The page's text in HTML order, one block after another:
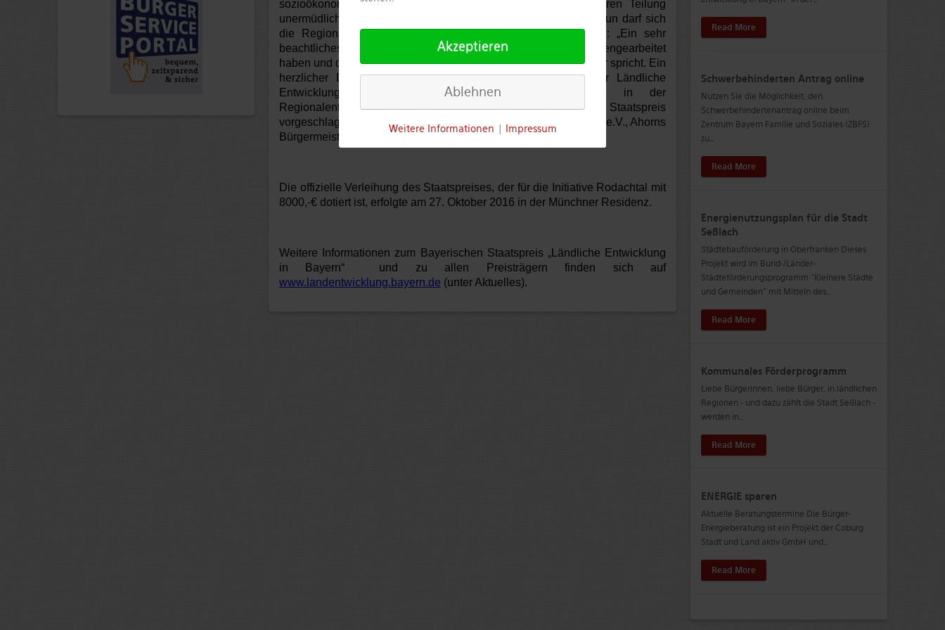
sozioökonomischen Wandel stellt und wie sie nach 40 Jahren Teilung
unermüdlich für eine gemeinsame regionale Identität arbeitet. Nun darf sich
die Regionalinitiative über die Würdigung ihrer Arbeit freuen: „Ein sehr
beachtliches Ergebnis, bei dem wir alle hervorragend zusammengearbeitet
haben und das auch für die wirklich gute Arbeit unserer Vorgänger spricht. Ein
herzlicher Dank gilt dabei insbesondere auch dem Amt für Ländliche
Entwicklung Oberfranken als langjähriger Unterstützer in der
Regionalentwicklung sowie dafür, dass es uns letztlich zum Staatspreis
vorgeschlagen hat“, so der 1. Vorsitzende der Initiative Rodachtal e.V., Ahorns
Bürgermeister Martin Finzel.
Die offizielle Verleihung des Staatspreises, der für die Initiative Rodachtal mit
8000,-€ dotiert ist, erfolgte am 27. Oktober 2016 in der Münchner Residenz.
Weitere Informationen zum Bayerischen Staatspreis „Ländliche Entwicklung
in Bayern“ und zu allen Preisträgern finden sich auf
www.landentwicklung.bayern.de (unter Aktuelles).
Read More
Schwerbehinderten Antrag online
Nutzen Sie die Möglichkeit, den
Schwerbehindertenantrag online beim
Zentrum Bayern Familie und Soziales (ZBFS)
zu…
Read More
Energienutzungsplan für die Stadt
Seßlach
Städtebauförderung in Oberfranken Dieses
Projekt wird im Bund-/Länder-
Städteförderungsprogramm "Kleinere Städte
und Gemeinden" mit Mitteln des…
Read More
Kommunales Förderprogramm
Liebe Bürgerinnen, liebe Bürger, in ländlichen
Regionen - und dazu zählt die Stadt Seßlach -
werden in…
Read More
ENERGIE sparen
Aktuelle Beratungstermine Die Bürger-
Energieberatung ist ein Projekt der Coburg
Stadt und Land aktiv GmbH und …
Read More
Akzeptieren
Ablehnen
Weitere Informationen | Impressum